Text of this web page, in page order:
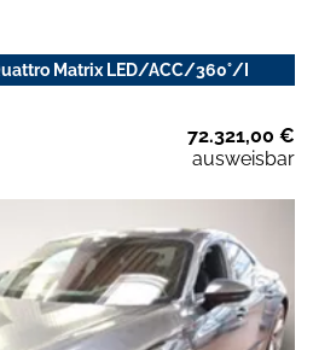
Matrix LED/ACC/360°/I
72.321,00 €
ausweisbar